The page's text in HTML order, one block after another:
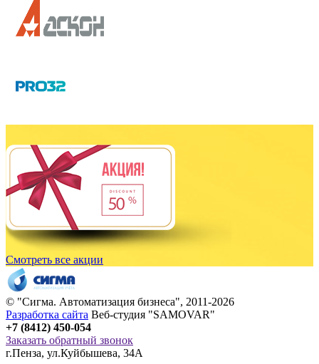
Смотреть все акции
© "Сигма. Автоматизация бизнеса", 2011-2026
Разработка сайта Веб-студия "SAMOVAR"
+7 (8412) 450-054
Заказать обратный звонок
г.Пенза, ул.Куйбышева, 34А